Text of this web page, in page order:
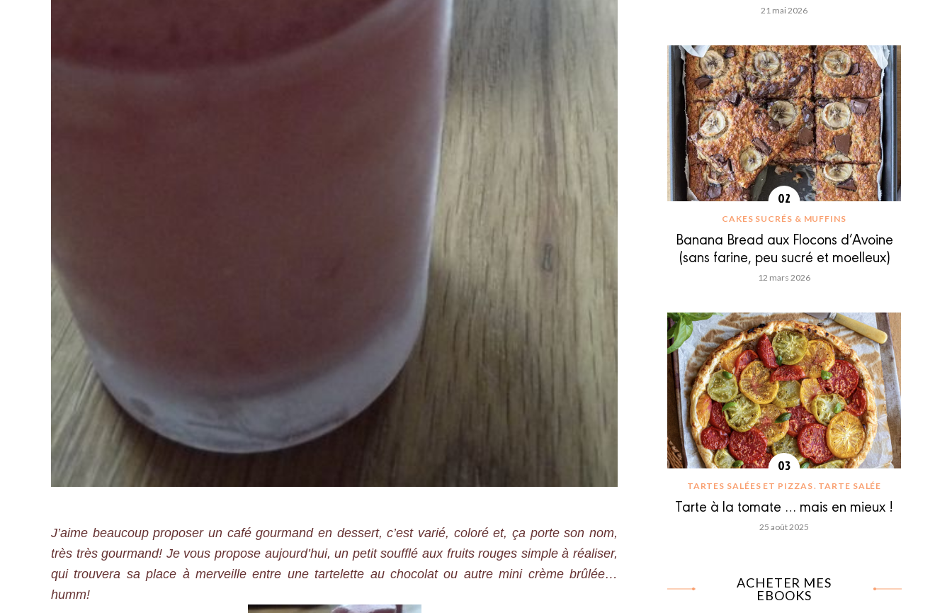
J’aime beaucoup proposer un café gourmand en dessert, c’est varié, coloré et, ça porte son nom,
très très gourmand! Je vous propose aujourd’hui, un petit soufflé aux fruits rouges simple à réaliser,
qui trouvera sa place à merveille entre une tartelette au chocolat ou autre mini crème brûlée…
humm!
21 mai 2026
CAKES SUCRÉS & MUFFINS
Banana Bread aux Flocons d’Avoine
(sans farine, peu sucré et moelleux)
12 mars 2026
TARTES SALÉES ET PIZZAS TARTE SALÉE
Tarte à la tomate … mais en mieux !
25 août 2025
ACHETER MES
EBOOKS